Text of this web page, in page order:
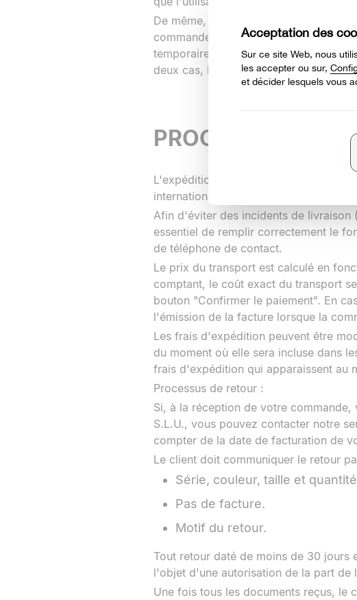
De même, un message électronique
commande et les données
temporaire de communication dans le
deux cas, le Groupe Velilla
PROCESSUS DE
L'expédition des articles achetés
internationale et sera livrée dans un
Afin d'éviter des incidents de livraison
essentiel de remplir correctement le
de téléphone de contact.
Le prix du transport est calculé en
comptant, le coût exact du transport
bouton "Confirmer le paiement". En
l'émission de la facture lorsque la
Les frais d'expédition peuvent être
du moment où elle sera incluse dans
frais d'expédition qui apparaissent au
Processus de retour :
Si, à la réception de votre
S.L.U., vous pouvez contacter notre
compter de la date de facturation de
Le client doit communiquer le retour
Série, couleur, taille et
Pas de facture.
Motif du retour.
Tout retour daté de moins de 30 jours
l'objet d'une autorisation de la part de
Une fois tous les documents reçus, le